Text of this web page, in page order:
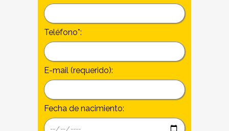
Teléfono*:
E-mail (requerido):
Fecha de nacimiento: